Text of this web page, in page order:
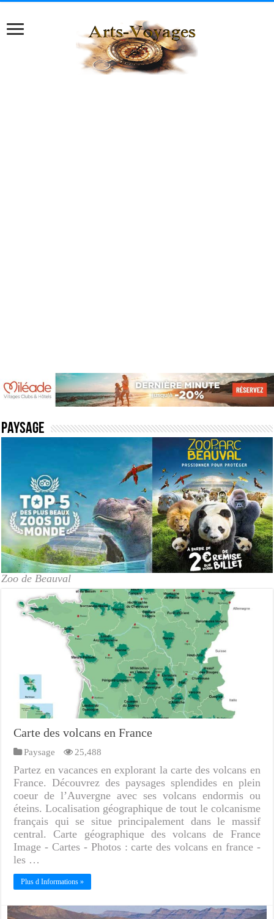
Paysage
Zoo de Beauval
Carte des volcans en France
Paysage 25,488
Partez en vacances en explorant la carte des volcans en
France. Découvrez des paysages splendides en plein
coeur de l’Auvergne avec ses volcans endormis ou
éteins. Localisation géographique de tout le colcanisme
français qui se situe principalement dans le massif
central. Carte géographique des volcans de France
Image - Cartes - Photos : carte des volcans en france -
les …
Plus d Informations »